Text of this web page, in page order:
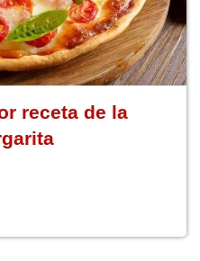
receta de la